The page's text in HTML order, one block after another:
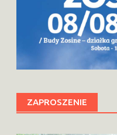
ZAPROSZENIE